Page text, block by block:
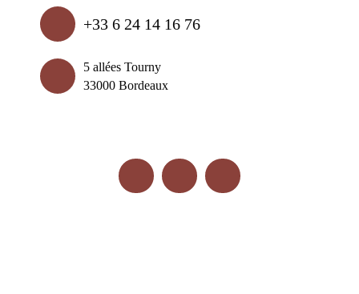
+33 6 24 14 16 76
5 allées Tourny
33000 Bordeaux